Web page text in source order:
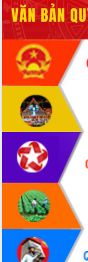
VIDEO
Không có file video nào để phát.
ALBUM ẢNH
LIÊN KẾT WEB